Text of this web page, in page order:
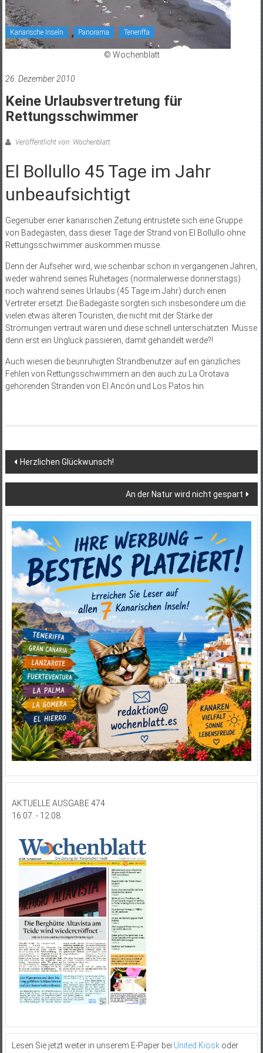
Kanarische Inseln Panorama Teneriffa
© Wochenblatt
26. Dezember 2010
Keine Urlaubsvertretung für
Rettungsschwimmer
Veröffentlicht von: Wochenblatt
El Bollullo 45 Tage im Jahr
unbeaufsichtigt
Gegenüber einer kanarischen Zeitung entrüstete sich eine Gruppe
von Badegästen, dass dieser Tage der Strand von El Bollullo ohne
Rettungsschwimmer auskommen müsse.
Denn der Aufseher wird, wie scheinbar schon in vergangenen Jahren,
weder während seines Ruhetages (normalerweise donnerstags)
noch während seines Urlaubs (45 Tage im Jahr) durch einen
Vertreter ersetzt. Die Badegäste sorgten sich insbesondere um die
vielen etwas älteren Touristen, die nicht mit der Stärke der
Strömungen vertraut wären und diese schnell unterschätzten. Müsse
denn erst ein Unglück passieren, damit gehandelt werde?!
Auch wiesen die beunruhigten Strandbenutzer auf ein gänzliches
Fehlen von Rettungsschwimmern an den auch zu La Orotava
gehörenden Stränden von El Ancón und Los Patos hin.
Beitragsnavigation
Herzlichen Glückwunsch!
An der Natur wird nicht gespart
AKTUELLE AUSGABE 474
16.07. - 12.08.
Lesen Sie jetzt weiter in unserem E-Paper bei United Kioskoder